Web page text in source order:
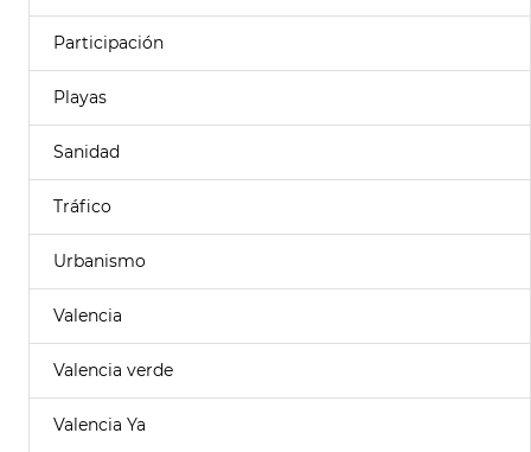
Participación
Playas
Sanidad
Tráfico
Urbanismo
Valencia
Valencia verde
Valencia Ya